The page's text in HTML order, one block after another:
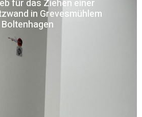
für das Ziehen einer
in Grevesmühlem
Boltenhagen